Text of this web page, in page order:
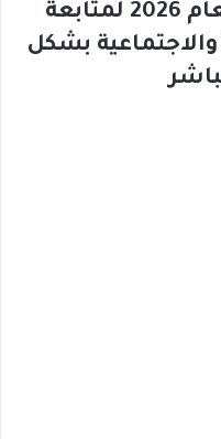
تردد قناة LTC الجديد لعام 2026 لمتابعة
بشكل